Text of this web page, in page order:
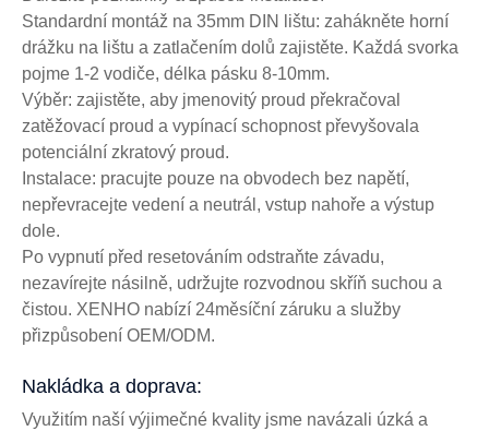
Standardní montáž na 35mm DIN lištu: zahákněte horní
drážku na lištu a zatlačením dolů zajistěte. Každá svorka
pojme 1-2 vodiče, délka pásku 8-10mm.
Výběr: zajistěte, aby jmenovitý proud překračoval
zatěžovací proud a vypínací schopnost převyšovala
potenciální zkratový proud.
Instalace: pracujte pouze na obvodech bez napětí,
nepřevracejte vedení a neutrál, vstup nahoře a výstup
dole.
Po vypnutí před resetováním odstraňte závadu,
nezavírejte násilně, udržujte rozvodnou skříň suchou a
čistou. XENHO nabízí 24měsíční záruku a služby
přizpůsobení OEM/ODM.
Nakládka a doprava:
Využitím naší výjimečné kvality jsme navázali úzká a